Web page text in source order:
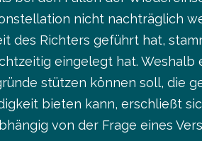
nicht nachträglich
des Richters geführt hat,
eingelegt hat. Weshalb
stützen können soll, die
bieten kann, erschließt
von der Frage eines